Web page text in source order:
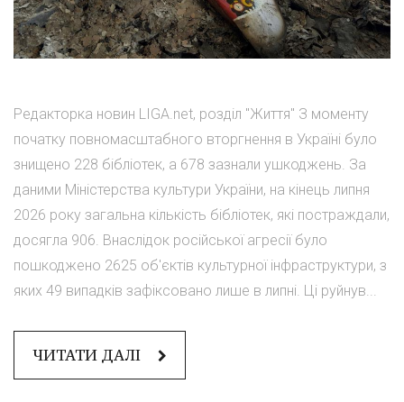
Редакторка новин LIGA.net, розділ "Життя" З моменту
початку повномасштабного вторгнення в Україні було
знищено 228 бібліотек, а 678 зазнали ушкоджень. За
даними Міністерства культури України, на кінець липня
2026 року загальна кількість бібліотек, які постраждали,
досягла 906. Внаслідок російської агресії було
пошкоджено 2625 об'єктів культурної інфраструктури, з
яких 49 випадків зафіксовано лише в липні. Ці руйнув...
ЧИТАТИ ДАЛІ